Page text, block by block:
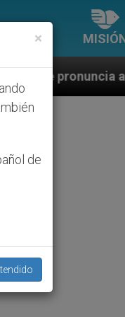
ante caso de
×
de